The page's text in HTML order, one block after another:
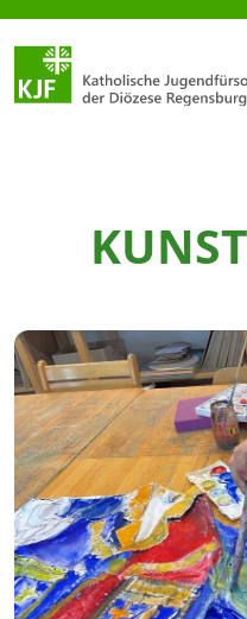
Großartige